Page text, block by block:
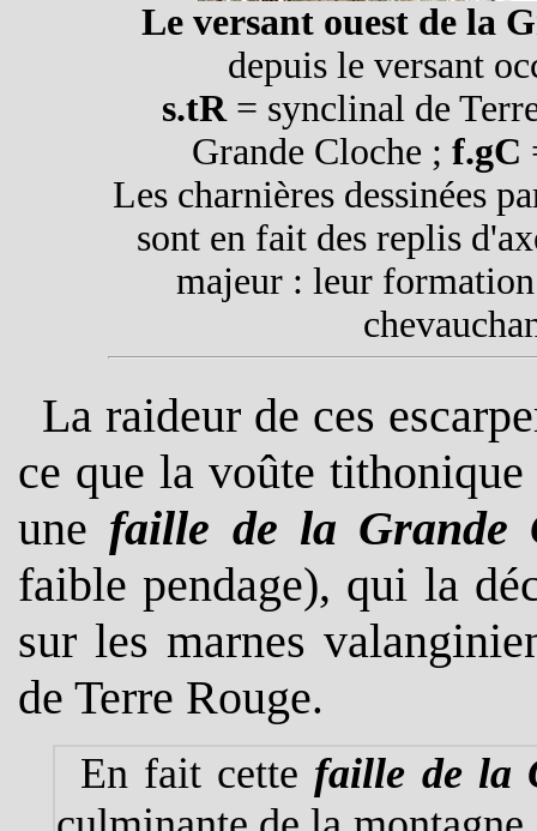
Le versant ouest de la
depuis le versant
s.tR= synclinal de
Grande Cloche ; f.gC
Les charnières dessinées
sont en fait des replis
majeur : leur formation
La raideur de ces
ce que la voûte
une faille de la Grande
faible pendage), qui la
sur les marnes
de Terre Rouge.
En fait cette faille de la